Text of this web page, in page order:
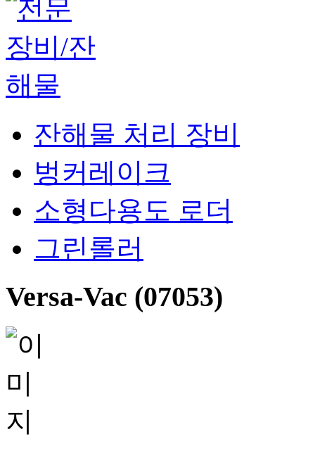
잔해물 처리 장비
벙커레이크
소형다용도 로더
그린롤러
Versa-Vac (07053)